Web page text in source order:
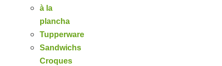
à la
plancha
Tupperware
Sandwichs
Croques